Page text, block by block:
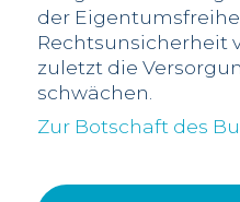
der
Rechtsunsicherheit
zuletzt die
schwächen.
Zur Botschaft des